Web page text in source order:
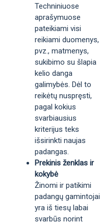
Techniniuose
aprašymuose
pateikiami visi
reikiami duomenys,
pvz., matmenys,
sukibimo su šlapia
kelio danga
galimybės. Dėl to
reikėtų nuspręsti,
pagal kokius
svarbiausius
kriterijus teks
išsirinkti naujas
padangas.
Prekinis ženklas ir
kokybė
Žinomi ir patikimi
padangų gamintojai
yra iš tiesų labai
svarbūs norint